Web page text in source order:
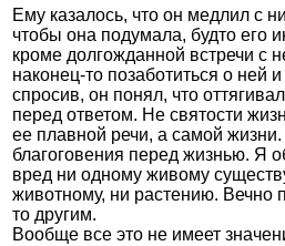
Ему казалось, что он медлил с
чтобы она подумала, будто его
кроме долгожданной встречи с
наконец-то позаботиться о ней
спросив, он понял, что
перед ответом. Не святости
ее плавной речи, а самой
благоговения перед жизнью. Я
вред ни одному живому
животному, ни растению. Вечно
то другим.
Вообще все это не имеет